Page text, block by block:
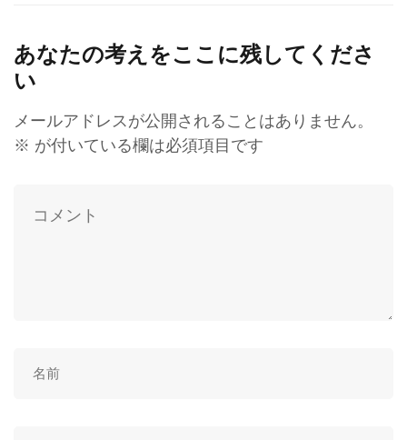
あなたの考えをここに残してくださ
い
メールアドレスが公開されることはありません。
※ が付いている欄は必須項目です